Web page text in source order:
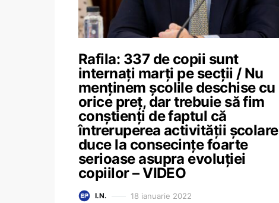
Rafila: 337 de copii sunt
internați marți pe secții / Nu
menținem școlile deschise cu
orice preț, dar trebuie să fim
conștienți de faptul că
întreruperea activității școlare
duce la consecințe foarte
serioase asupra evoluției
copiilor – VIDEO
I.N. 18 ianuarie 2022